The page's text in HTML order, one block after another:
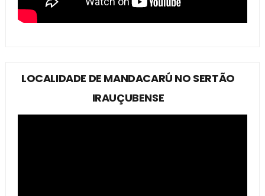
LOCALIDADE DE MANDACARÚ NO SERTÃO
IRAUÇUBENSE